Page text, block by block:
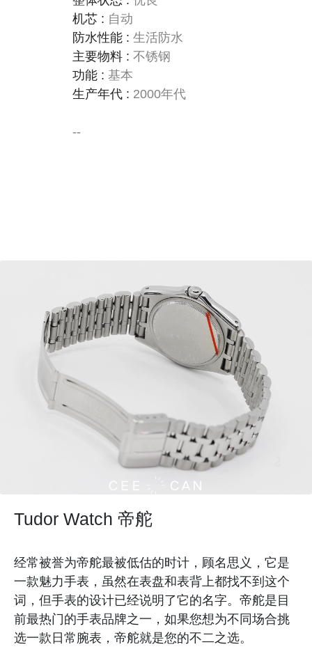
机芯: 自动
防水性能: 生活防水
主要物料: 不锈钢
功能: 基本
生产年代: 2000年代
--
Tudor Watch 帝舵
经常被誉为帝舵最被低估的时计，顾名思义，它是
一款魅力手表，虽然在表盘和表背上都找不到这个
词，但手表的设计已经说明了它的名字。帝舵是目
前最热门的手表品牌之一，如果您想为不同场合挑
选一款日常腕表，帝舵就是您的不二之选。